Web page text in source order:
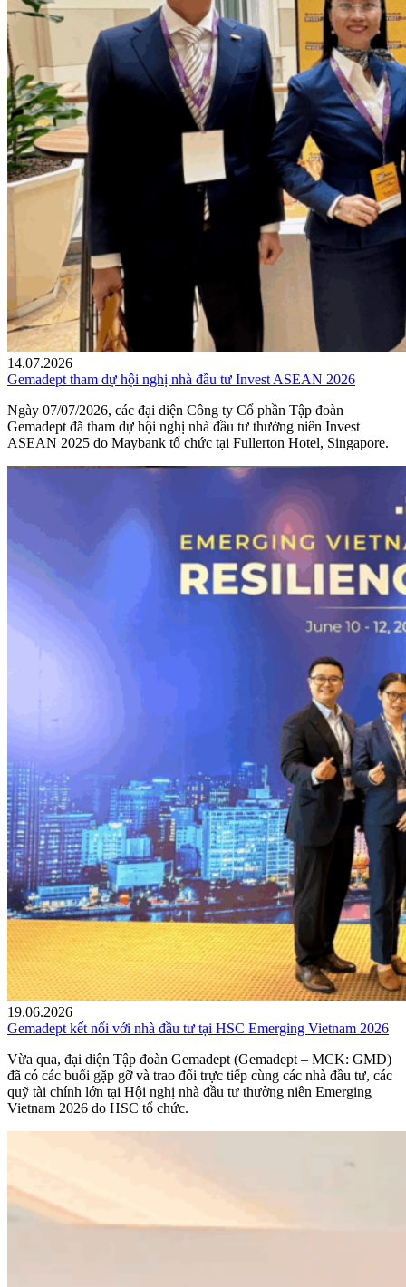
14.07.2026
Gemadept tham dự hội nghị nhà đầu tư Invest ASEAN 2026
Ngày 07/07/2026, các đại diện Công ty Cổ phần Tập đoàn
Gemadept đã tham dự hội nghị nhà đầu tư thường niên Invest
ASEAN 2025 do Maybank tổ chức tại Fullerton Hotel, Singapore.
19.06.2026
Gemadept kết nối với nhà đầu tư tại HSC Emerging Vietnam 2026
Vừa qua, đại diện Tập đoàn Gemadept (Gemadept – MCK: GMD)
đã có các buổi gặp gỡ và trao đổi trực tiếp cùng các nhà đầu tư, các
quỹ tài chính lớn tại Hội nghị nhà đầu tư thường niên Emerging
Vietnam 2026 do HSC tổ chức.